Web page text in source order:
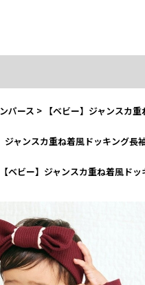
パース > 【ベビー】ジャンスカ
ジャンスカ重ね着風ドッキング長
【ベビー】ジャンスカ重ね着風ド